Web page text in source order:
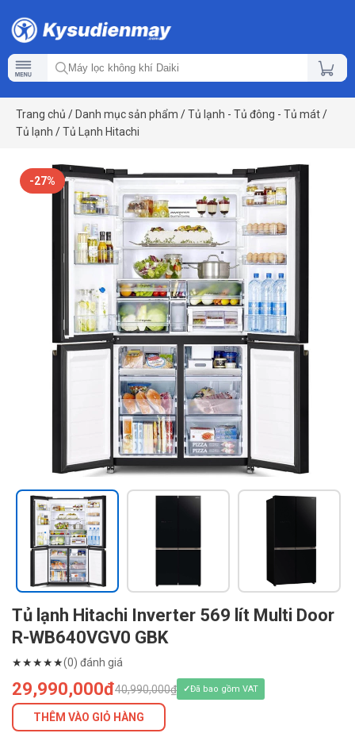
Trang chủ / Danh mục sản phẩm /Tủ lạnh - Tủ đông - Tủ mát/
Tủ lạnh /Tủ Lạnh Hitachi
-27%
Tủ lạnh Hitachi Inverter 569 lít Multi Door
R-WB640VGV0 GBK
★★★★★(0) đánh giá
29,990,000đ40,990,000₫ Đã bao gồm VAT
THÊM VÀO GIỎ HÀNG